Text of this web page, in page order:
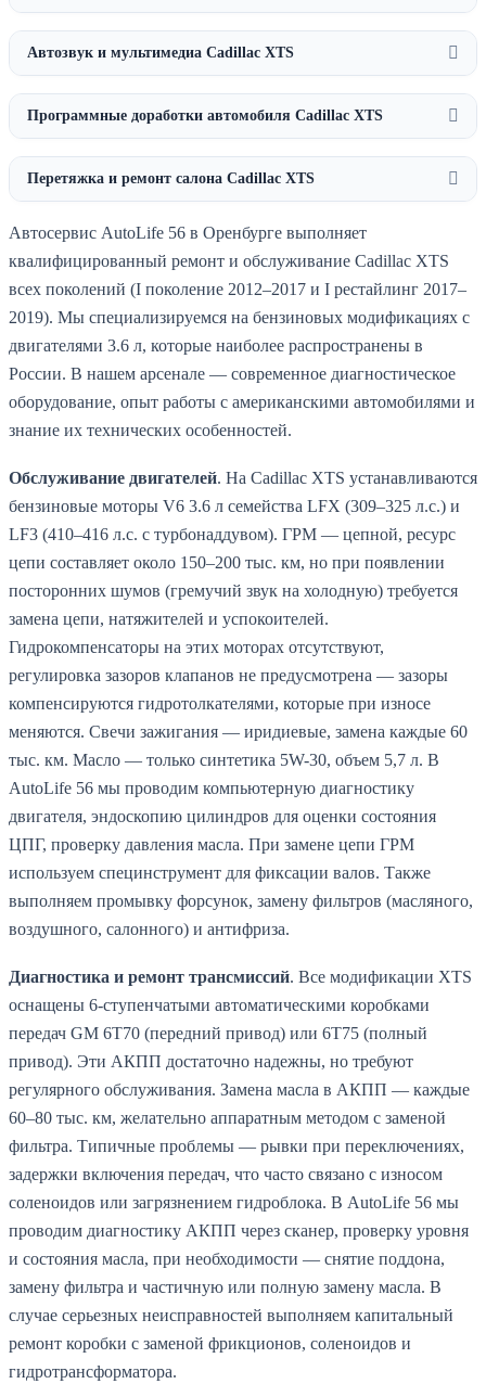
Автозвук и мультимедиа Cadillac XTS
Программные доработки автомобиля Cadillac XTS
Перетяжка и ремонт салона Cadillac XTS
Автосервис AutoLife 56 в Оренбурге выполняет
квалифицированный ремонт и обслуживание Cadillac XTS
всех поколений (I поколение 2012–2017 и I рестайлинг 2017–
2019). Мы специализируемся на бензиновых модификациях с
двигателями 3.6 л, которые наиболее распространены в
России. В нашем арсенале — современное диагностическое
оборудование, опыт работы с американскими автомобилями и
знание их технических особенностей.
Обслуживание двигателей. На Cadillac XTS устанавливаются
бензиновые моторы V6 3.6 л семейства LFX (309–325 л.с.) и
LF3 (410–416 л.с. с турбонаддувом). ГРМ — цепной, ресурс
цепи составляет около 150–200 тыс. км, но при появлении
посторонних шумов (гремучий звук на холодную) требуется
замена цепи, натяжителей и успокоителей.
Гидрокомпенсаторы на этих моторах отсутствуют,
регулировка зазоров клапанов не предусмотрена — зазоры
компенсируются гидротолкателями, которые при износе
меняются. Свечи зажигания — иридиевые, замена каждые 60
тыс. км. Масло — только синтетика 5W-30, объем 5,7 л. В
AutoLife 56 мы проводим компьютерную диагностику
двигателя, эндоскопию цилиндров для оценки состояния
ЦПГ, проверку давления масла. При замене цепи ГРМ
используем специнструмент для фиксации валов. Также
выполняем промывку форсунок, замену фильтров (масляного,
воздушного, салонного) и антифриза.
Диагностика и ремонт трансмиссий. Все модификации XTS
оснащены 6-ступенчатыми автоматическими коробками
передач GM 6T70 (передний привод) или 6T75 (полный
привод). Эти АКПП достаточно надежны, но требуют
регулярного обслуживания. Замена масла в АКПП — каждые
60–80 тыс. км, желательно аппаратным методом с заменой
фильтра. Типичные проблемы — рывки при переключениях,
задержки включения передач, что часто связано с износом
соленоидов или загрязнением гидроблока. В AutoLife 56 мы
проводим диагностику АКПП через сканер, проверку уровня
и состояния масла, при необходимости — снятие поддона,
замену фильтра и частичную или полную замену масла. В
случае серьезных неисправностей выполняем капитальный
ремонт коробки с заменой фрикционов, соленоидов и
гидротрансформатора.